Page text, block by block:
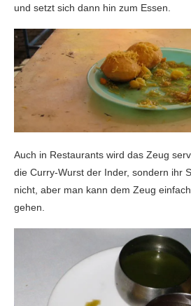
und setzt sich dann hin zum Essen.
Auch in Restaurants wird das Zeug
die Curry-Wurst der Inder, sondern ihr
nicht, aber man kann dem Zeug
gehen.